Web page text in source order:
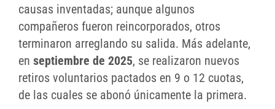
causas inventadas; aunque algunos
compañeros fueron reincorporados, otros
terminaron arreglando su salida. Más adelante,
en septiembre de 2025, se realizaron nuevos
retiros voluntarios pactados en 9 o 12 cuotas,
de las cuales se abonó únicamente la primera.